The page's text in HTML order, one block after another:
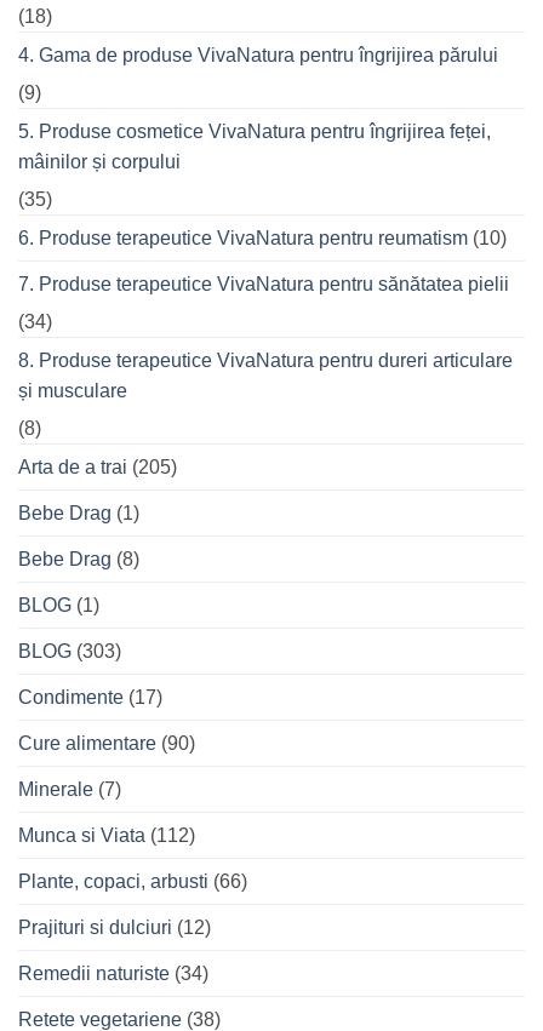
(18)
4. Gama de produse VivaNatura pentru îngrijirea părului
(9)
5. Produse cosmetice VivaNatura pentru îngrijirea feței,
mâinilor și corpului
(35)
6. Produse terapeutice VivaNatura pentru reumatism (10)
7. Produse terapeutice VivaNatura pentru sănătatea pielii
(34)
8. Produse terapeutice VivaNatura pentru dureri articulare
și musculare
(8)
Arta de a trai (205)
Bebe Drag (1)
Bebe Drag (8)
BLOG (1)
BLOG (303)
Condimente (17)
Cure alimentare (90)
Minerale (7)
Munca si Viata (112)
Plante, copaci, arbusti (66)
Prajituri si dulciuri (12)
Remedii naturiste (34)
Retete vegetariene (38)